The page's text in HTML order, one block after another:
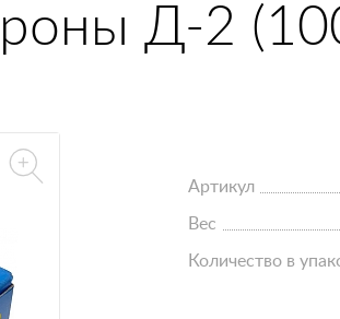
Д-2
Артикул
Вес
Количество в